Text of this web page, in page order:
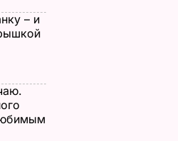
– и